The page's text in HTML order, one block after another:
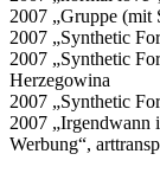
2007 „Gruppe (mit
2007 „Synthetic
2007 „Synthetic
Herzegowina
2007 „Synthetic
2007 „Irgendwann
Werbung“,